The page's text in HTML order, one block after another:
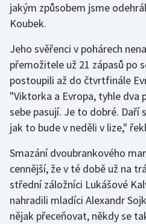
Stolní tenis
Veslování
Vodní slalom
Volejbal
Ostatní
jakým způsobem jsme
Koubek.
Jeho svěřenci v pohárech
přemožitele už 21 zápasů po
postoupili až do čtvrtfinále
"Viktorka a Evropa, tyhle
sebe pasují. Je to dobré. Daří
jak to bude v neděli v lize,"
Smazání dvoubrankového
cennější, že v té době už na
střední záložníci Lukášové
nahradili mladíci Alexandr
nějak přeceňovat, někdy se